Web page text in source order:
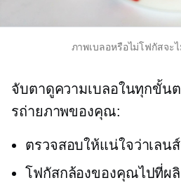
ภาพเบลอหรือไม่โฟกัสจะ
จับตาดูความเบลอในทุกขั้น
รถ่ายภาพของคุณ:
ตรวจสอบให้แน่ใจว่าเลน
โฟกัสกล้องของคุณไปที่